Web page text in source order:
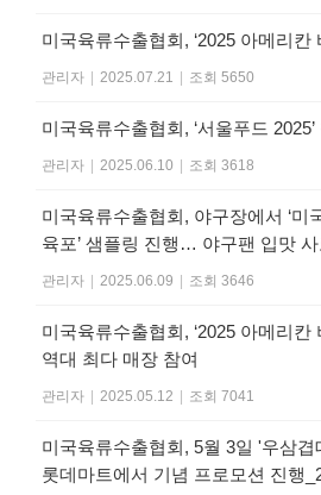
미국육류수출협회, ‘2025 아메리칸
관리자 2025.07.21 조회 5650
미국육류수출협회, ‘서울푸드 2025’
관리자 2025.06.10 조회 3618
미국육류수출협회, 야구장에서 ‘미
육포’ 샘플링 진행… 야구팬 입맛
관리자 2025.06.09 조회 3646
미국육류수출협회, ‘2025 아메리칸
역대 최다 매장 참여
관리자 2025.05.12 조회 7041
미국육류수출협회, 5월 3일 '우삼겹
롯데마트에서 기념 프로모션 진행